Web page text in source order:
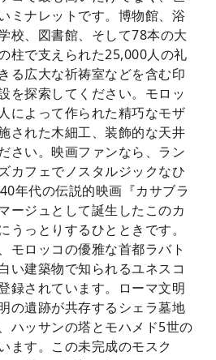
ミナレットです。博物館、浴
校、図書館、そして78本の大
柱で支えられた25,000人の礼
る広大な祈祷室などを含む印
を探索してください。モロッ
によって作られた精巧なモザ
された木細工、装飾的な天井
さい。映画ファンなら、ラン
カフェでノスタルジックなひ
年代の伝説的映画『カサブラ
ージュとして誕生したこのカ
うっとりするひとときです。
モロッコの優雅な首都ラバト
い建築物で知られるユネスコ
録されています。ローマ文明
の遺跡が共存するシェラ墓地
ハッサンの塔とモハメド5世の
ます。この未完成のモスク